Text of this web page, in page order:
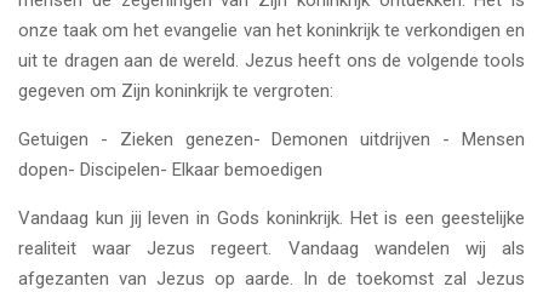
onze taak om het evangelie van het koninkrijk te verkondigen en
uit te dragen aan de wereld. Jezus heeft ons de volgende tools
gegeven om Zijn koninkrijk te vergroten:
Getuigen - Zieken genezen- Demonen uitdrijven - Mensen
dopen- Discipelen- Elkaar bemoedigen
Vandaag kun jij leven in Gods koninkrijk. Het is een geestelijke
realiteit waar Jezus regeert. Vandaag wandelen wij als
afgezanten van Jezus op aarde. In de toekomst zal Jezus